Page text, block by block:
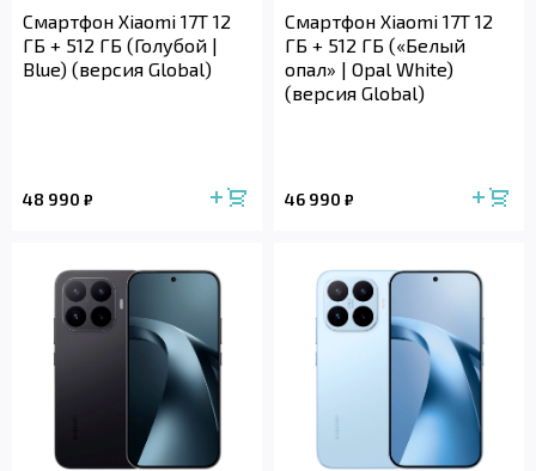
Смартфон Xiaomi 17T 12
ГБ + 512 ГБ (Голубой |
Blue) (версия Global)
48 990 ₽
Смартфон Xiaomi 17T 12
ГБ + 512 ГБ («Белый
опал» | Opal White)
(версия Global)
46 990 ₽